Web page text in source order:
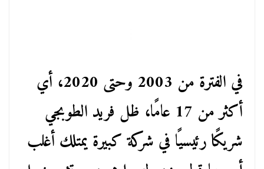
في الفترة من 2003 وحتى 2020، أي
أكثر من 17 عامًا، ظل فريد الطوبجي
شريكًا رئيسيًا في شركة كبيرة يمتلك أغلب